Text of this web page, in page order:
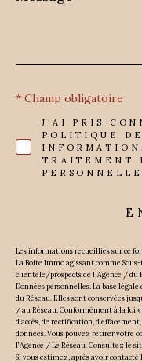
*
J'AI PRIS
POLITIQUE
TRAITEMENT
* Champ obligatoire
Les informations recueillies sur ce
La Boite Immo agissant comme
clientèle/prospects de l'Agence / du
Données personnelles. La base
du Réseau. Elles sont conservées
/ au Réseau. Conformément à la loi
d’accès, de rectification,
données. Vous pouvez retirer votre
l’Agence / Le Réseau. Consultez le
Si vous estimez, après avoir